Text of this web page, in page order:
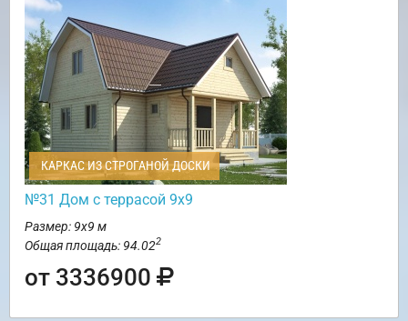
КАРКАС ИЗ СТРОГАНОЙ ДОСКИ
№31 Дом с террасой 9х9
Размер: 9х9 м
Общая площадь: 94.022
от 3336900